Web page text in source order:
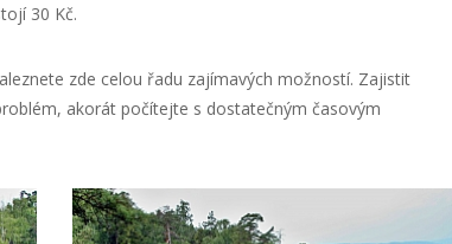
30 Kč.
zde celou řadu zajímavých možností. Zajistit
akorát počítejte s dostatečným časovým